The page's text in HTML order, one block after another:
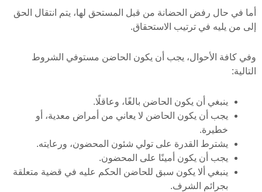
أما في حال رفض الحضانة من قبل المستحق لها، يتم انتقال الحق
إلى من يليه في ترتيب الاستحقاق.
وفي كافة الأحوال، يجب أن يكون الحاضن مستوفي الشروط
التالية:
ينبغي أن يكون الحاضن بالغًا، وعاقلًا.
يجب أن يكون الحاضن لا يعاني من أمراض معدية، أو
خطيرة.
يشترط القدرة على تولي شئون المحضون، ورعايته.
يجب أن يكون أمينًا على المحضون.
ينبغي ألا يكون سبق للحاضن الحكم عليه في قضية متعلقة
بجرائم الشرف.